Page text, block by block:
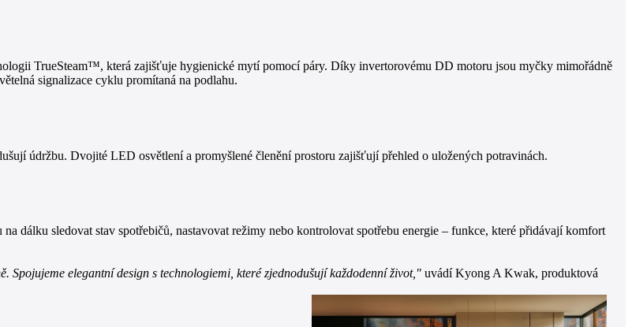
TrueSteam™, která zajišťuje hygienické mytí pomocí páry. Díky invertorovému DD motoru jsou myčky mimořádně
signalizace cyklu promítaná na podlahu.
údržbu. Dvojité LED osvětlení a promyšlené členění prostoru zajišťují přehled o uložených potravinách.
sledovat stav spotřebičů, nastavovat režimy nebo kontrolovat spotřebu energie – funkce, které přidávají komfort
elegantní design s technologiemi, které zjednodušují každodenní život," uvádí Kyong A Kwak, produktová